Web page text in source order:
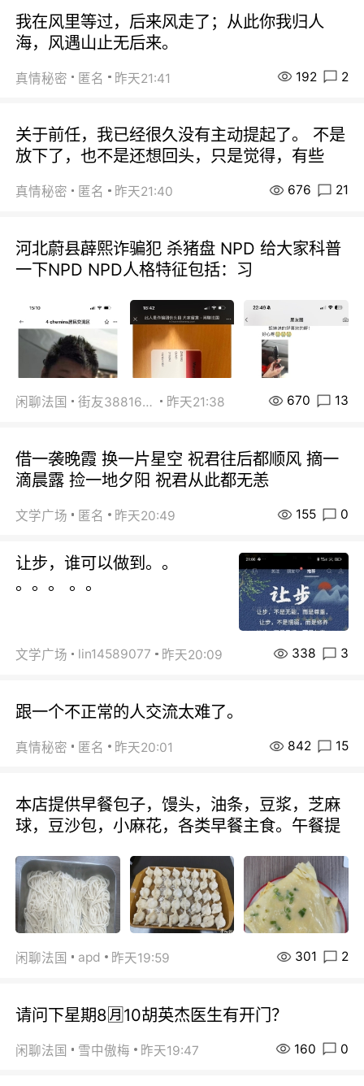
我在风里等过，后来风走了；从此你我归人
海，风遇山止无后来。
真情秘密 匿名 昨天21:41 192 2
关于前任，我已经很久没有主动提起了。 不是
放下了，也不是还想回头，只是觉得，有些
真情秘密 匿名 昨天21:40 676 21
河北蔚县薜熙诈骗犯 杀猪盘 NPD 给大家科普
一下NPD NPD人格特征包括：习
闲聊法国 街友38816967 昨天21:38 670 13
借一袭晚霞 换一片星空 祝君往后都顺风 摘一
滴晨露 捡一地夕阳 祝君从此都无恙
文学广场 匿名 昨天20:49 155 0
让步，谁可以做到。。
。。。 。。
文学广场 lin14589077 昨天20:09 338 3
跟一个不正常的人交流太难了。
真情秘密 匿名 昨天20:01 842 15
本店提供早餐包子，馒头，油条，豆浆，芝麻
球，豆沙包，小麻花，各类早餐主食。午餐提
闲聊法国 apd 昨天19:59 301 2
请问下星期8🈷️10胡英杰医生有开门？
闲聊法国 雪中傲梅 昨天19:47 160 0